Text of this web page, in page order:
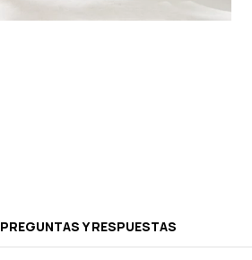
PREGUNTAS Y RESPUESTAS